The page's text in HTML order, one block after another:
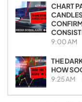
CHART
9:00 AM
THE
HOW
9:25 AM